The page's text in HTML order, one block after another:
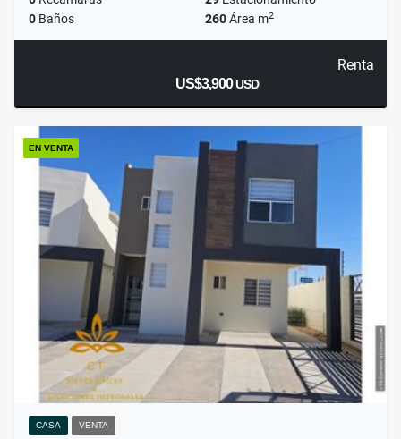
0 Baños 260Área m2
Renta
US$3,900USD
EN VENTA
CASA VENTA